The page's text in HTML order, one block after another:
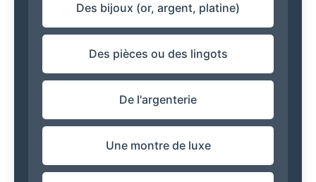
Des bijoux (or, argent, platine)
Des pièces ou des lingots
De l'argenterie
Une montre de luxe